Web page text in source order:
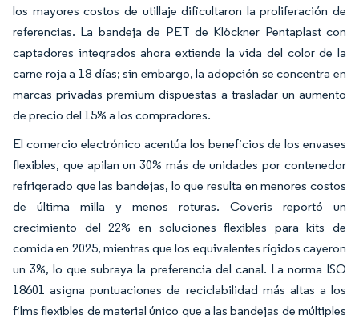
los mayores costos de utillaje dificultaron la proliferación de
referencias. La bandeja de PET de Klöckner Pentaplast con
captadores integrados ahora extiende la vida del color de la
carne roja a 18 días; sin embargo, la adopción se concentra en
marcas privadas premium dispuestas a trasladar un aumento
de precio del 15% a los compradores.
El comercio electrónico acentúa los beneficios de los envases
flexibles, que apilan un 30% más de unidades por contenedor
refrigerado que las bandejas, lo que resulta en menores costos
de última milla y menos roturas. Coveris reportó un
crecimiento del 22% en soluciones flexibles para kits de
comida en 2025, mientras que los equivalentes rígidos cayeron
un 3%, lo que subraya la preferencia del canal. La norma ISO
18601 asigna puntuaciones de reciclabilidad más altas a los
films flexibles de material único que a las bandejas de múltiples